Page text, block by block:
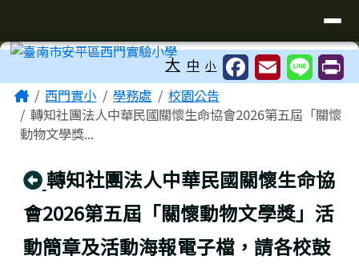
工具列 大 中 小
主內容區域
Home西門實小 學務處
校園公告
轉知社團法人中華民國關懷生命協會2026第五屆「關懷
動物文學獎...
回上頁
轉知社團法人中華民國關懷生命協
會2026第五屆「關懷動物文學獎」活
動簡章及活動海報電子檔，請各校鼓
頁尾區域